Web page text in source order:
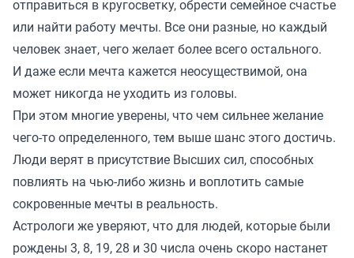
отправиться в кругосветку, обрести семейное счастье
или найти работу мечты. Все они разные, но каждый
человек знает, чего желает более всего остального.
И даже если мечта кажется неосуществимой, она
может никогда не уходить из головы.
При этом многие уверены, что чем сильнее желание
чего-то определенного, тем выше шанс этого достичь.
Люди верят в присутствие Высших сил, способных
повлиять на чью-либо жизнь и воплотить самые
сокровенные мечты в реальность.
Астрологи же уверяют, что для людей, которые были
рождены 3, 8, 19, 28 и 30 числа очень скоро настанет